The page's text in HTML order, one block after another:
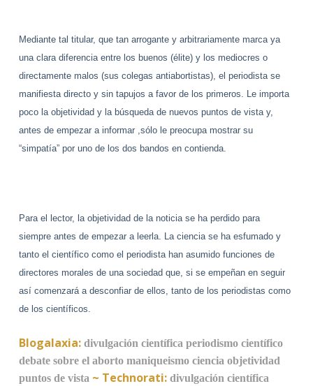
Mediante tal titular, que tan arrogante y arbitrariamente marca ya
una clara diferencia entre los buenos (élite) y los mediocres o
directamente malos (sus colegas antiabortistas), el periodista se
manifiesta directo y sin tapujos a favor de los primeros. Le importa
poco la objetividad y la búsqueda de nuevos puntos de vista y,
antes de empezar a informar ,sólo le preocupa mostrar su
“simpatía” por uno de los dos bandos en contienda.
Para el lector, la objetividad de la noticia se ha perdido para
siempre antes de empezar a leerla. La ciencia se ha esfumado y
tanto el científico como el periodista han asumido funciones de
directores morales de una sociedad que, si se empeñan en seguir
así comenzará a desconfiar de ellos, tanto de los periodistas como
de los científicos.
Blogalaxia: divulgación científica periodismo científico
debate sobre el aborto maniqueismo ciencia objetividad
puntos de vista~ Technorati: divulgación científica